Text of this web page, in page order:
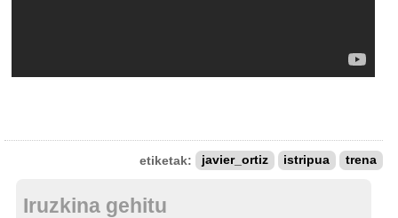
etiketak: javier_ortiz istripua trena
Iruzkina gehitu